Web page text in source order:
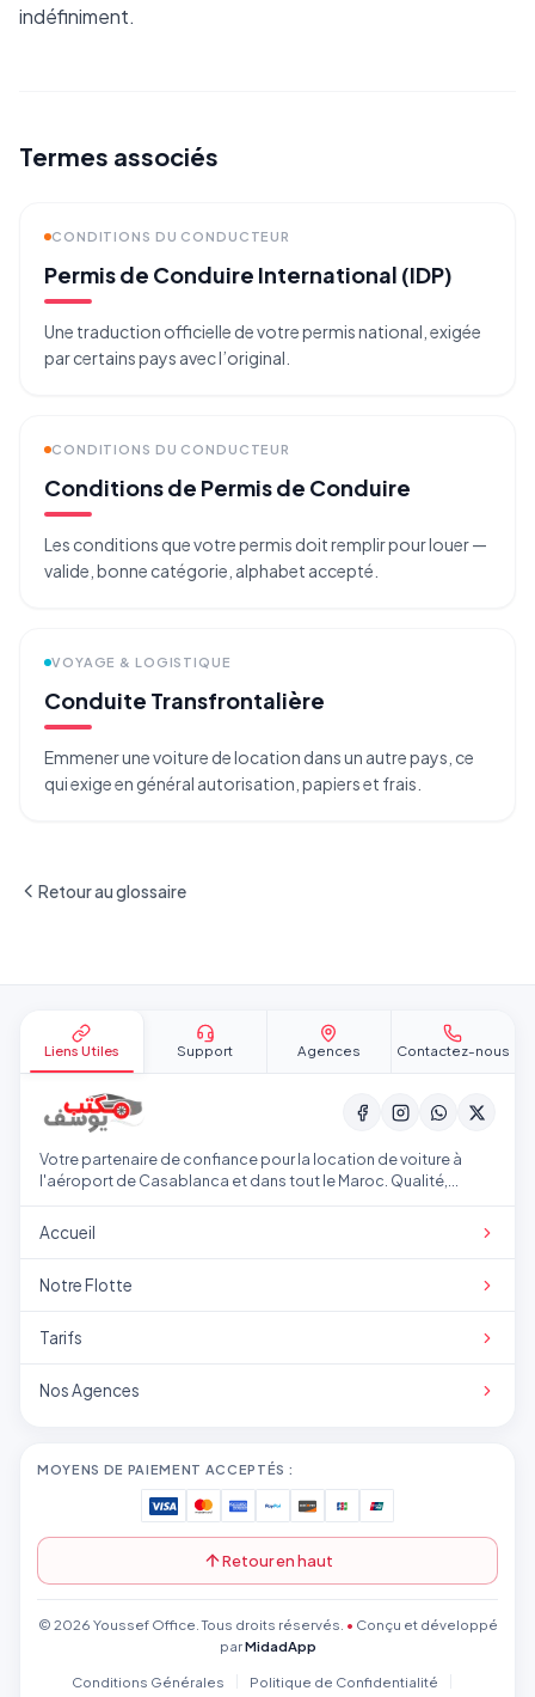
indéfiniment.
Termes associés
CONDITIONS DU CONDUCTEUR
Permis de Conduire International (IDP)
Une traduction officielle de votre permis national, exigée
par certains pays avec l’original.
CONDITIONS DU CONDUCTEUR
Conditions de Permis de Conduire
Les conditions que votre permis doit remplir pour louer —
valide, bonne catégorie, alphabet accepté.
VOYAGE & LOGISTIQUE
Conduite Transfrontalière
Emmener une voiture de location dans un autre pays, ce
qui exige en général autorisation, papiers et frais.
Retour au glossaire
Liens Utiles Support Agences Contactez-nous
Votre partenaire de confiance pour la location de voiture à
l'aéroport de Casablanca et dans tout le Maroc. Qualité,
Accueil
Notre Flotte
Tarifs
Nos Agences
MOYENS DE PAIEMENT ACCEPTÉS :
Retour en haut
© 2026 Youssef Office. Tous droits réservés. • Conçu et développé
parMidadApp
Conditions Générales
Politique de Confidentialité